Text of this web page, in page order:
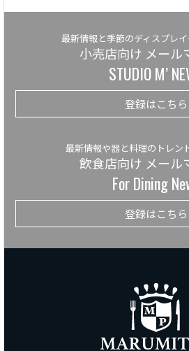
最新情報と季節のディスプレ
小売店向け メール
STUDIO M’
登録はこちら
最新情報や器と料理のトレン
飲食店向け メール
For Dining
登録はこちら